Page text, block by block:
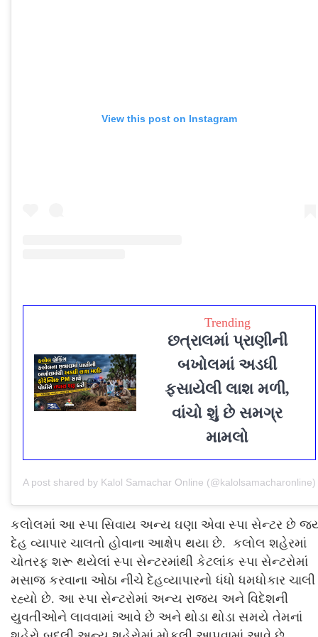
View this post on Instagram
Trending
છત્રાલમાં પ્રાણીની
બખોલમાં અડધી
ફસાયેલી લાશ મળી,
વાંચો શું છે સમગ્ર
મામલો
A post shared by Kalol Samachar Online (@kalolsamacharonline)
કલોલમાં આ સ્પા સિવાય અન્ય ઘણા એવા સ્પા સેન્ટર છે
દેહ વ્યાપાર ચાલતો હોવાના આક્ષેપ થયા છે. કલોલ શહેરમાં
ચોતરફ શરૂ થયેલાં સ્પા સેન્ટરમાંથી કેટલાંક સ્પા સેન્ટરોમાં
મસાજ કરવાના ઓઠા નીચે દેહવ્યાપારનો ધંધો ધમધોકાર ચાલી
રહ્યો છે. આ સ્પા સેન્ટરોમાં અન્ય રાજ્ય અને વિદેશની
યુવતીઓને લાવવામાં આવે છે અને થોડા થોડા સમયે તેમનાં